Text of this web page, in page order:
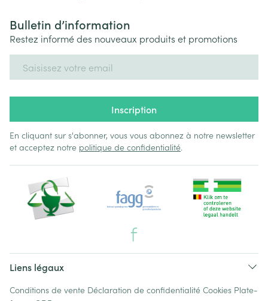
Bulletin d’information
Restez informé des nouveaux produits et promotions
Inscription
En cliquant sur s'abonner, vous vous abonnez à notre newsletter
et acceptez notre politique de confidentialité.
Liens légaux
Conditions de vente Déclaration de confidentialité Cookies Plate-